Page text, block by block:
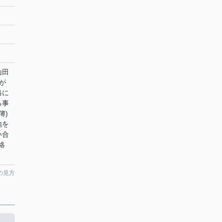
事
)
を
合
見方